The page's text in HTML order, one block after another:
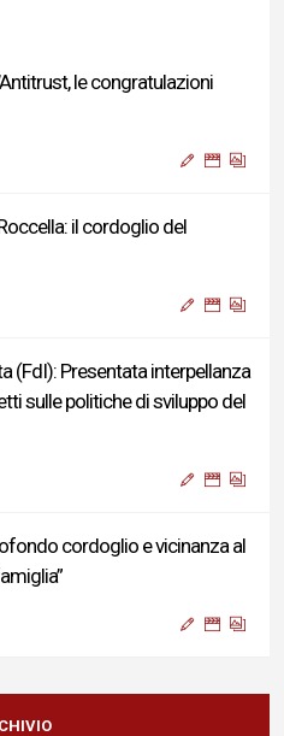
le congratulazioni
il cordoglio del
(FdI): Presentata interpellanza
sulle politiche di sviluppo del
cordoglio e vicinanza al
modifiche temporanee alla
dei lavori di riqualificazione